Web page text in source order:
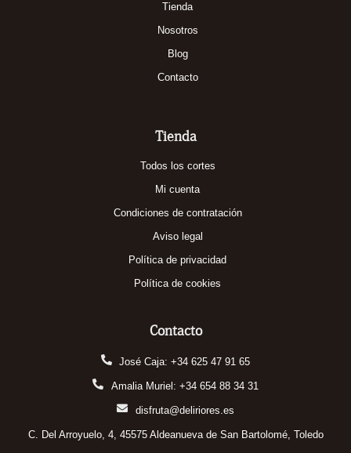
Tienda
Nosotros
Blog
Contacto
Tienda
Todos los cortes
Mi cuenta
Condiciones de contratación
Aviso legal
Política de privacidad
Política de cookies
Contacto
José Caja: +34 625 47 91 65
Amalia Muriel: +34 654 88 34 31
disfruta@deliriores.es
C. Del Arroyuelo, 4, 45575 Aldeanueva de San Bartolomé, Toledo